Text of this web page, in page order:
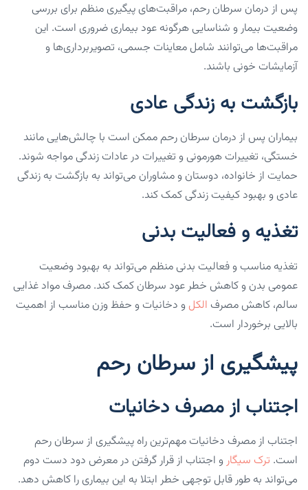
پس از درمان سرطان رحم، مراقبت‌های پیگیری منظم برای بررسی
وضعیت بیمار و شناسایی هرگونه عود بیماری ضروری است. این
مراقبت‌ها می‌توانند شامل معاینات جسمی، تصویربرداری‌ها و
آزمایشات خونی باشند.
بازگشت به زندگی عادی
بیماران پس از درمان سرطان رحم ممکن است با چالش‌هایی مانند
خستگی، تغییرات هورمونی و تغییرات در عادات زندگی مواجه شوند.
حمایت از خانواده، دوستان و مشاوران می‌تواند به بازگشت به زندگی
عادی و بهبود کیفیت زندگی کمک کند.
تغذیه و فعالیت بدنی
تغذیه مناسب و فعالیت بدنی منظم می‌تواند به بهبود وضعیت
عمومی بدن و کاهش خطر عود سرطان کمک کند. مصرف مواد غذایی
سالم، کاهش مصرف الکل و دخانیات و حفظ وزن مناسب از اهمیت
بالایی برخوردار است.
پیشگیری از سرطان رحم
اجتناب از مصرف دخانیات
اجتناب از مصرف دخانیات مهم‌ترین راه پیشگیری از سرطان رحم
است. ترک سیگار و اجتناب از قرار گرفتن در معرض دود دست دوم
می‌تواند به طور قابل توجهی خطر ابتلا به این بیماری را کاهش دهد.